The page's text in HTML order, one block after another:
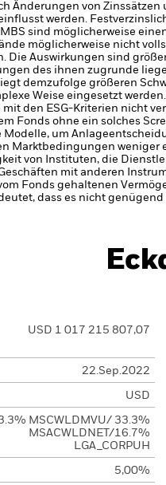
Änderungen von
werden.
sind möglicherweise
möglicherweise nicht
Die Auswirkungen sind
des ihnen zugrunde
demzufolge größeren
Weise eingesetzt werden.
den ESG-Kriterien nicht
Fonds ohne ein solches
um
Marktbedingungen weniger
von Instituten, die
mit anderen
Fonds gehaltenen
dass es nicht
USD 1 017 215 807,07
22.Sep.2022
USD
MSCWLDMVU/ 33.3%
MSACWLDNET/16.7%
LGA_CORPUH
5,00%